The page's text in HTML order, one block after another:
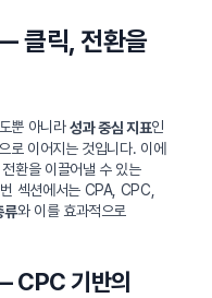
클릭, 전환을
뿐 아니라성과 중심 지표인
로 이어지는 것입니다. 이에
환을 이끌어낼 수 있는
섹션에서는 CPA, CPC,
류와 이를 효과적으로
CPC 기반의